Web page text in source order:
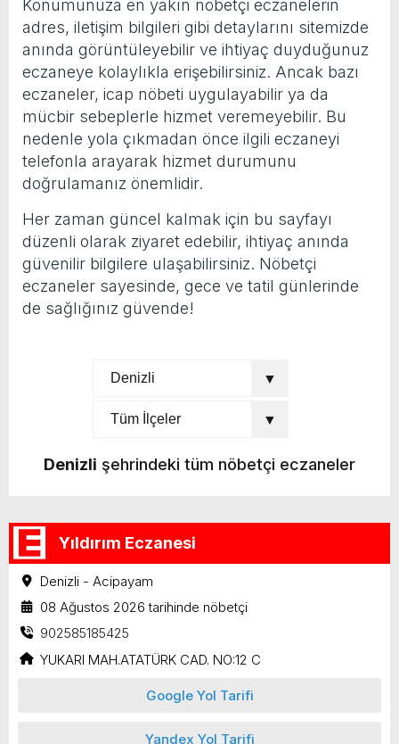
Konumunuza en yakın nöbetçi eczanelerin
adres, iletişim bilgileri gibi detaylarını sitemizde
anında görüntüleyebilir ve ihtiyaç duyduğunuz
eczaneye kolaylıkla erişebilirsiniz. Ancak bazı
eczaneler, icap nöbeti uygulayabilir ya da
mücbir sebeplerle hizmet veremeyebilir. Bu
nedenle yola çıkmadan önce ilgili eczaneyi
telefonla arayarak hizmet durumunu
doğrulamanız önemlidir.
Her zaman güncel kalmak için bu sayfayı
düzenli olarak ziyaret edebilir, ihtiyaç anında
güvenilir bilgilere ulaşabilirsiniz. Nöbetçi
eczaneler sayesinde, gece ve tatil günlerinde
de sağlığınız güvende!
Denizli şehrindeki tüm nöbetçi eczaneler
Yıldırım Eczanesi
Denizli - Acipayam
08 Ağustos 2026 tarihinde nöbetçi
902585185425
YUKARI MAH.ATATÜRK CAD. NO:12 C
Google Yol Tarifi
Yandex Yol Tarifi